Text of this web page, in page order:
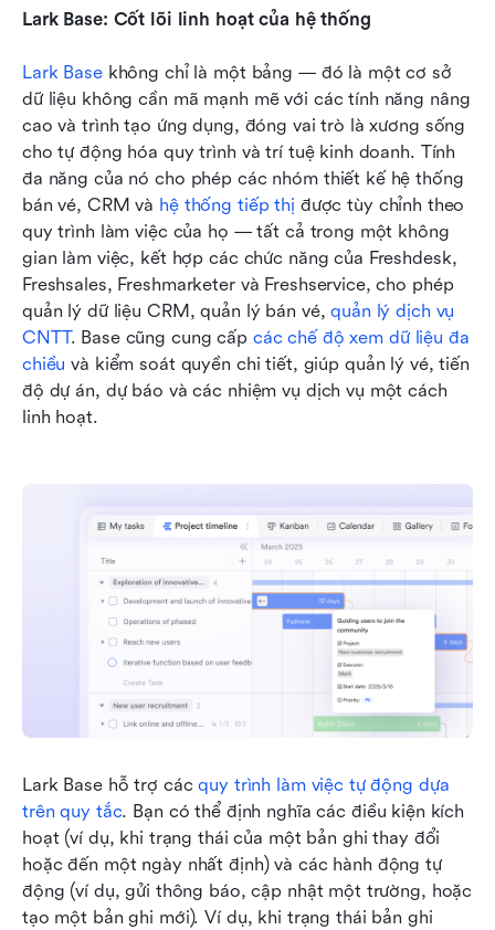
Lark Base: Cốt lõi linh hoạt của hệ thống
Lark Base không chỉ là một bảng — đó là một cơ sở
dữ liệu không cần mã mạnh mẽ với các tính năng nâng
cao và trình tạo ứng dụng, đóng vai trò là xương sống
cho tự động hóa quy trình và trí tuệ kinh doanh. Tính
đa năng của nó cho phép các nhóm thiết kế hệ thống
bán vé, CRM và hệ thống tiếp thị được tùy chỉnh theo
quy trình làm việc của họ — tất cả trong một không
gian làm việc, kết hợp các chức năng của Freshdesk,
Freshsales, Freshmarketer và Freshservice, cho phép
quản lý dữ liệu CRM, quản lý bán vé, quản lý dịch vụ
CNTT. Base cũng cung cấp các chế độ xem dữ liệu đa
chiều và kiểm soát quyền chi tiết, giúp quản lý vé, tiến
độ dự án, dự báo và các nhiệm vụ dịch vụ một cách
linh hoạt.
Lark Base hỗ trợ các quy trình làm việc tự động dựa
trên quy tắc. Bạn có thể định nghĩa các điều kiện kích
hoạt (ví dụ, khi trạng thái của một bản ghi thay đổi
hoặc đến một ngày nhất định) và các hành động tự
động (ví dụ, gửi thông báo, cập nhật một trường, hoặc
tạo một bản ghi mới). Ví dụ, khi trạng thái bản ghi